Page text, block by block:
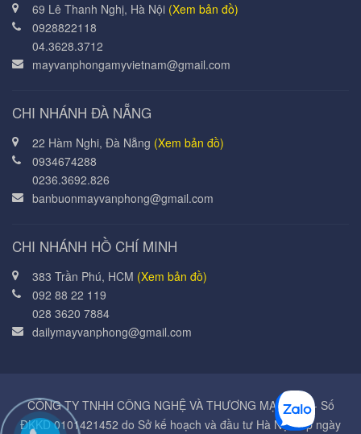
69 Lê Thanh Nghị, Hà Nội (Xem bản đồ)
0928822118
04.3628.3712
mayvanphongamyvietnam@gmail.com
CHI NHÁNH ĐÀ NẴNG
22 Hàm Nghi, Đà Nẵng (Xem bản đồ)
0934674288
0236.3692.826
banbuonmayvanphong@gmail.com
CHI NHÁNH HỒ CHÍ MINH
383 Trần Phú, HCM (Xem bản đồ)
092 88 22 119
028 3620 7884
dailymayvanphong@gmail.com
CÔNG TY TNHH CÔNG NGHỆ VÀ THƯƠNG MẠI Á MỸ - Số
ĐKKD 0101421452 do Sở kế hoạch và đầu tư Hà Nội cấp ngày